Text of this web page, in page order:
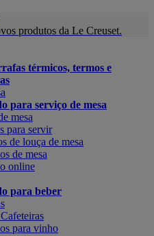
produtos da Le Creuset.
térmicos, termos e
para serviço de mesa
mesa
para servir
de louça de mesa
de mesa
online
para beber
para vinho